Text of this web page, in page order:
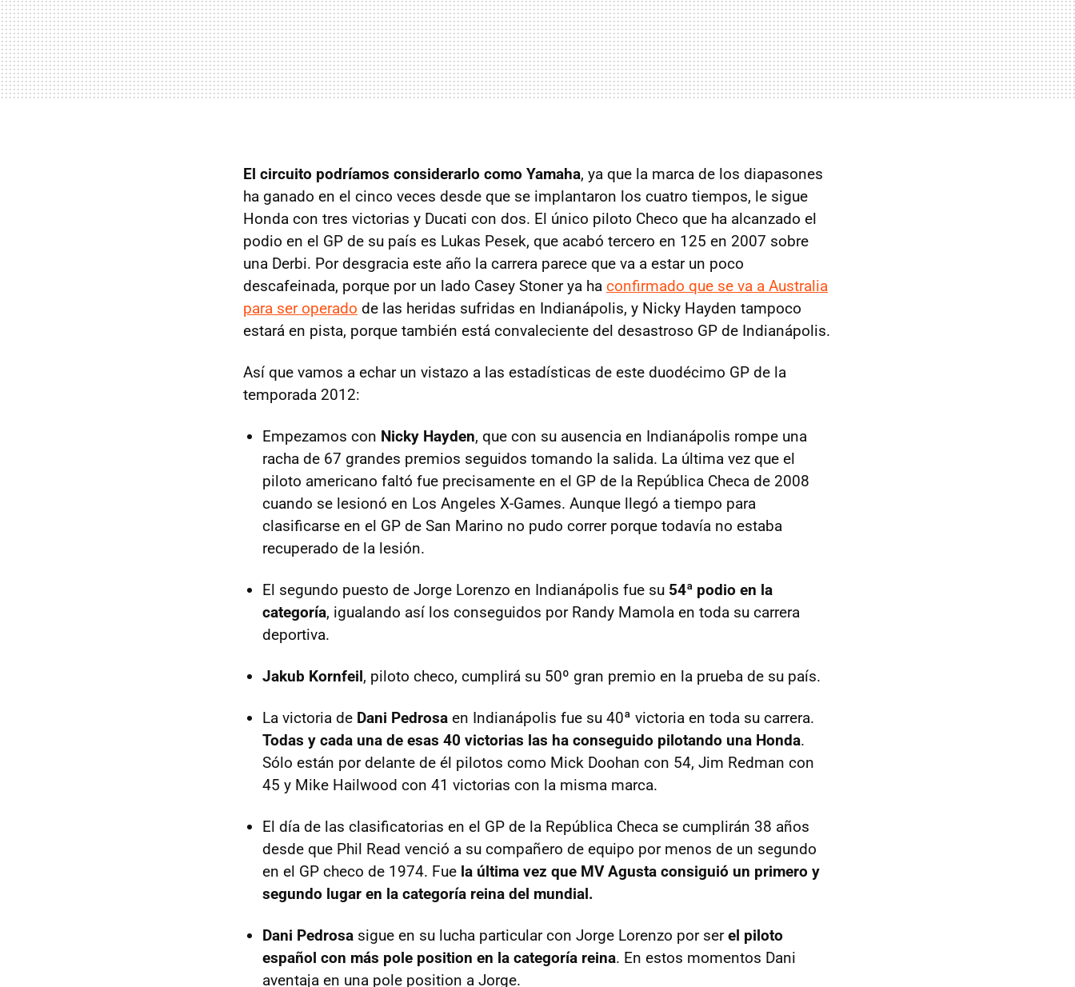
El circuito podríamos considerarlo como Yamaha, ya que la marca de los diapasones
ha ganado en el cinco veces desde que se implantaron los cuatro tiempos, le sigue
Honda con tres victorias y Ducati con dos. El único piloto Checo que ha alcanzado el
podio en el GP de su país es Lukas Pesek, que acabó tercero en 125 en 2007 sobre
una Derbi. Por desgracia este año la carrera parece que va a estar un poco
descafeinada, porque por un lado Casey Stoner ya ha confirmado que se va a Australia
para ser operado de las heridas sufridas en Indianápolis, y Nicky Hayden tampoco
estará en pista, porque también está convaleciente del desastroso GP de Indianápolis.
Así que vamos a echar un vistazo a las estadísticas de este duodécimo GP de la
temporada 2012:
Empezamos con Nicky Hayden, que con su ausencia en Indianápolis rompe una
racha de 67 grandes premios seguidos tomando la salida. La última vez que el
piloto americano faltó fue precisamente en el GP de la República Checa de 2008
cuando se lesionó en Los Angeles X-Games. Aunque llegó a tiempo para
clasificarse en el GP de San Marino no pudo correr porque todavía no estaba
recuperado de la lesión.
El segundo puesto de Jorge Lorenzo en Indianápolis fue su 54ª podio en la
categoría, igualando así los conseguidos por Randy Mamola en toda su carrera
deportiva.
Jakub Kornfeil, piloto checo, cumplirá su 50º gran premio en la prueba de su país.
La victoria de Dani Pedrosa en Indianápolis fue su 40ª victoria en toda su carrera.
Todas y cada una de esas 40 victorias las ha conseguido pilotando una Honda.
Sólo están por delante de él pilotos como Mick Doohan con 54, Jim Redman con
45 y Mike Hailwood con 41 victorias con la misma marca.
El día de las clasificatorias en el GP de la República Checa se cumplirán 38 años
desde que Phil Read venció a su compañero de equipo por menos de un segundo
en el GP checo de 1974. Fue la última vez que MV Agusta consiguió un primero y
segundo lugar en la categoría reina del mundial.
Dani Pedrosa sigue en su lucha particular con Jorge Lorenzo por serel piloto
español con más pole position en la categoría reina. En estos momentos Dani
aventaja en una pole position a Jorge.